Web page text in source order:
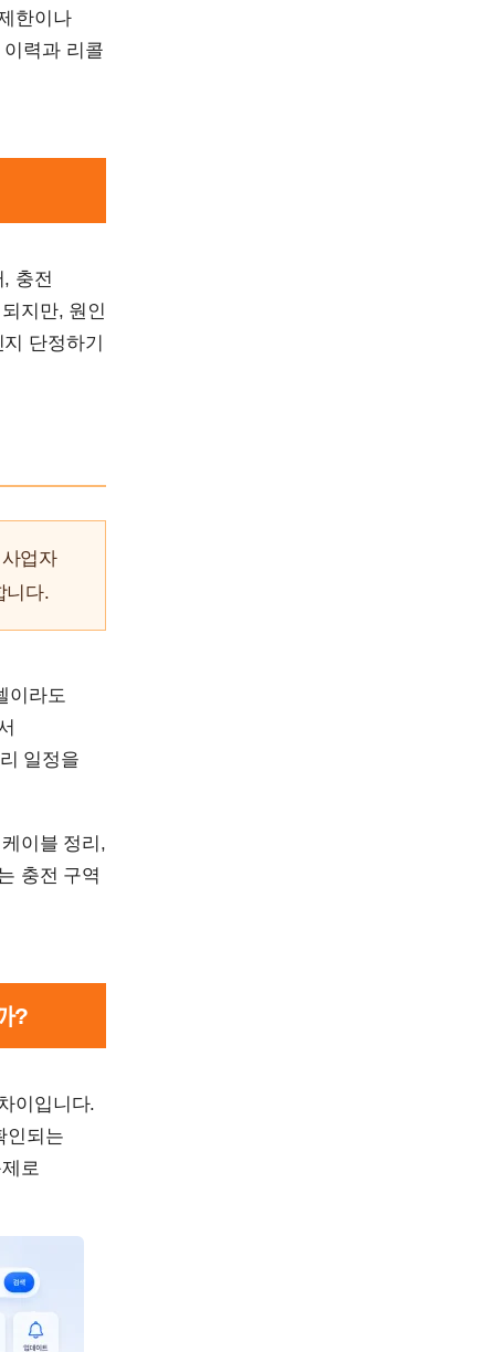
한이나
력과 리콜
충전
지만, 원인
단정하기
업자
니다.
이라도
일정을
이블 정리,
충전 구역
?
이입니다.
인되는
로